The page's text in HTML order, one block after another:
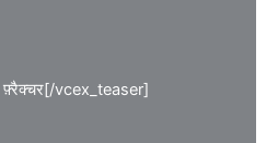
फ़्रैक्चर[/vcex_teaser]